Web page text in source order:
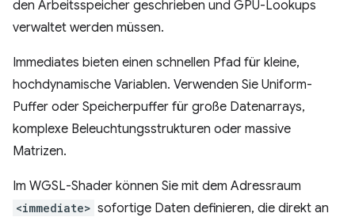
den Arbeitsspeicher geschrieben und GPU-Lookups
verwaltet werden müssen.
Immediates bieten einen schnellen Pfad für kleine,
hochdynamische Variablen. Verwenden Sie Uniform-
Puffer oder Speicherpuffer für große Datenarrays,
komplexe Beleuchtungsstrukturen oder massive
Matrizen.
Im WGSL-Shader können Sie mit dem Adressraum
<immediate> sofortige Daten definieren, die direkt an